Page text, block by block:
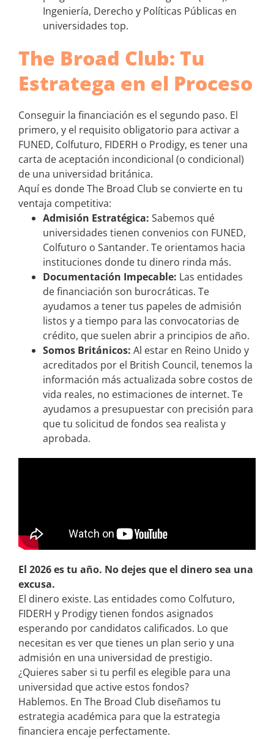
Ingeniería, Derecho y Políticas Públicas en
universidades top.
The Broad Club: Tu
Estratega en el Proceso
Conseguir la financiación es el segundo paso. El
primero, y el requisito obligatorio para activar a
FUNED, Colfuturo, FIDERH o Prodigy, es tener una
carta de aceptación incondicional (o condicional)
de una universidad británica.
Aquí es donde The Broad Club se convierte en tu
ventaja competitiva:
Admisión Estratégica: Sabemos qué
universidades tienen convenios con FUNED,
Colfuturo o Santander. Te orientamos hacia
instituciones donde tu dinero rinda más.
Documentación Impecable: Las entidades
de financiación son burocráticas. Te
ayudamos a tener tus papeles de admisión
listos y a tiempo para las convocatorias de
crédito, que suelen abrir a principios de año.
Somos Británicos: Al estar en Reino Unido y
acreditados por el British Council, tenemos la
información más actualizada sobre costos de
vida reales, no estimaciones de internet. Te
ayudamos a presupuestar con precisión para
que tu solicitud de fondos sea realista y
aprobada.
El 2026 es tu año. No dejes que el dinero sea una
excusa.
El dinero existe. Las entidades como Colfuturo,
FIDERH y Prodigy tienen fondos asignados
esperando por candidatos calificados. Lo que
necesitan es ver que tienes un plan serio y una
admisión en una universidad de prestigio.
¿Quieres saber si tu perfil es elegible para una
universidad que active estos fondos?
Hablemos. En The Broad Club diseñamos tu
estrategia académica para que la estrategia
financiera encaje perfectamente.